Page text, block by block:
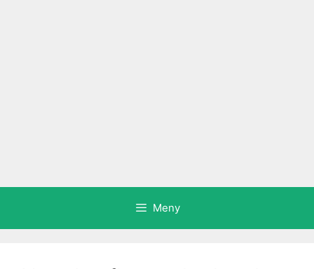
Meny